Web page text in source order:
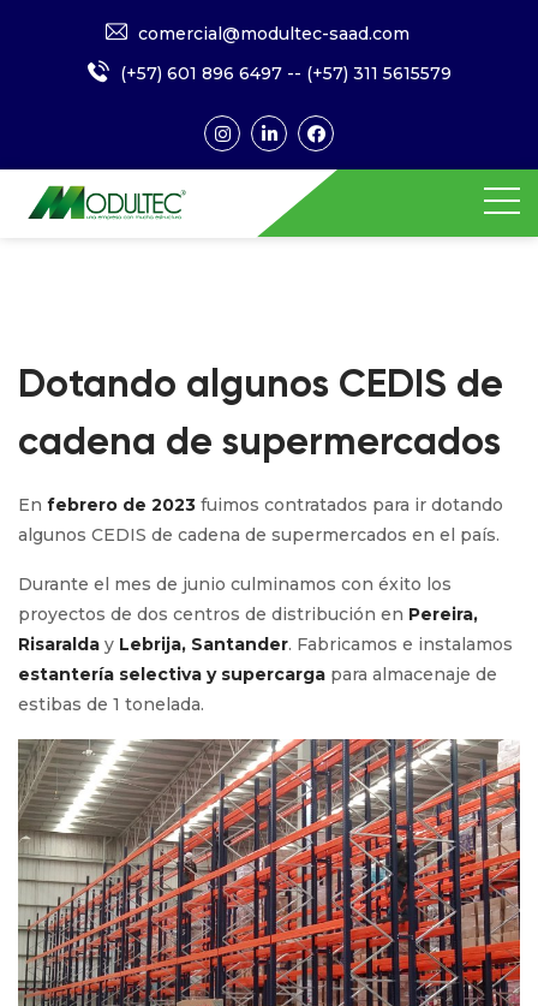
comercial@modultec-saad.com
(+57) 601 896 6497-- (+57) 311 5615579
Dotando algunos CEDIS de
cadena de supermercados
En febrero de 2023 fuimos contratados para ir dotando
algunos CEDIS de cadena de supermercados en el país.
Durante el mes de junio culminamos con éxito los
proyectos de dos centros de distribución en Pereira,
Risaralda y Lebrija, Santander. Fabricamos e instalamos
estantería selectiva y supercarga para almacenaje de
estibas de 1 tonelada.